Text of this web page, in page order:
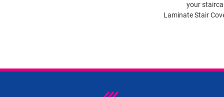
your
Laminate Stair